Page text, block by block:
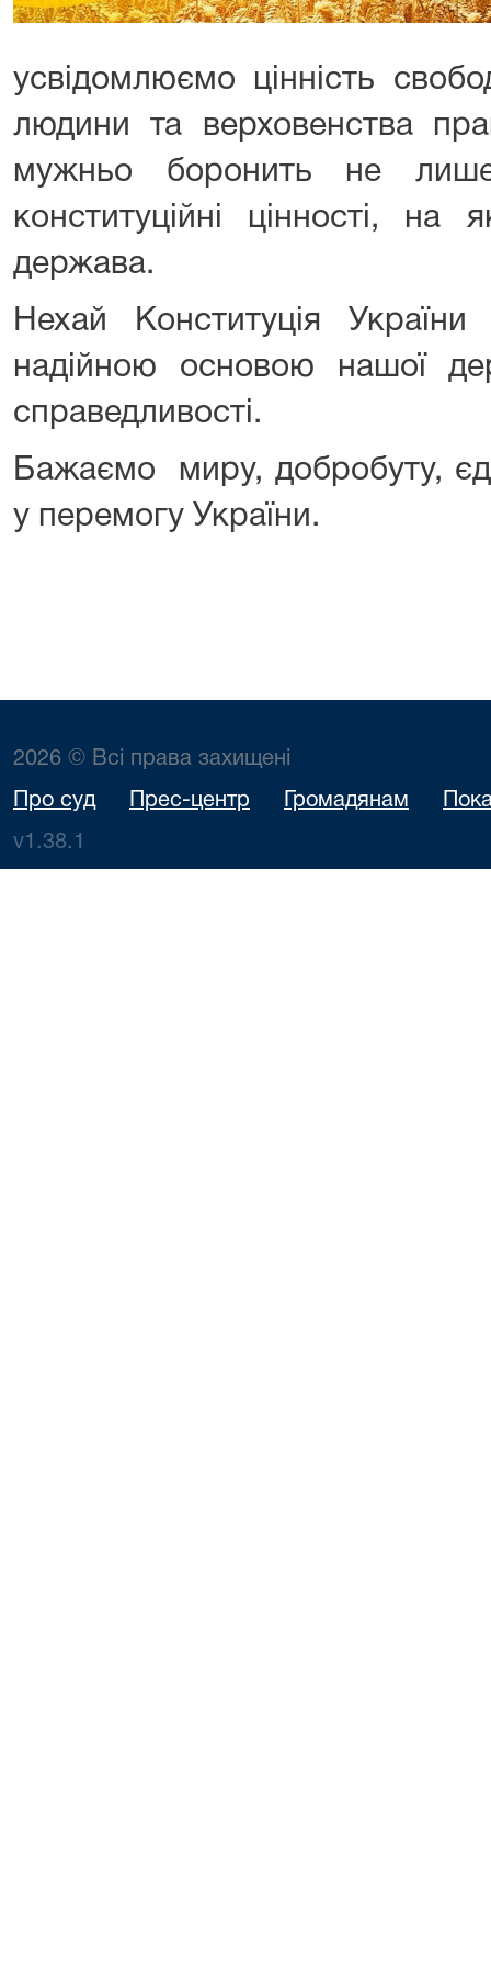
усвідомлюємо цінність
людини та верховенства
мужньо боронить не
конституційні цінності, на
держава.
Нехай Конституція
надійною основою нашої
справедливості.
Бажаємо миру, добробуту,
у перемогу України.
2026 © Всі права захищені
Про суд Прес-центр Громадянам
v1.38.1